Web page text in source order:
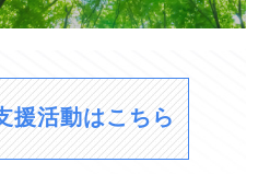
援活動はこちら